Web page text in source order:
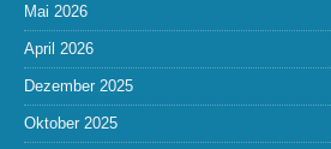
Mai 2026
April 2026
Dezember 2025
Oktober 2025